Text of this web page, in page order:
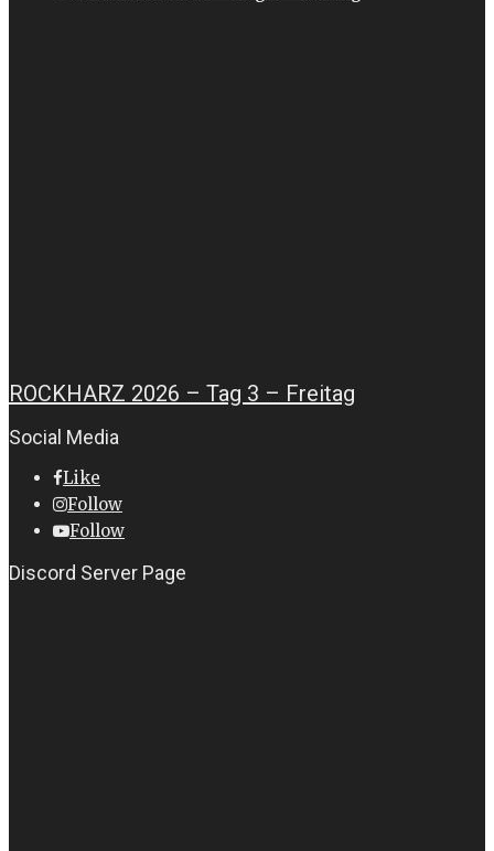
ROCKHARZ 2026 – Tag 3 – Freitag
Social Media
Like
Follow
Follow
Discord Server Page